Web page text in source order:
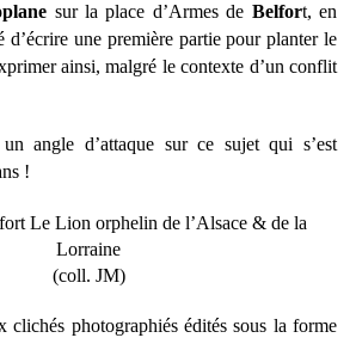
sur la place d’Armes de Belfort, en
d’écrire une première partie pour planter le
ainsi, malgré le contexte d’un conflit
angle d’attaque sur ce sujet qui s’est
!
Le Lion orphelin de l’Alsace & de la
Lorraine
(coll. JM)
clichés photographiés édités sous la forme